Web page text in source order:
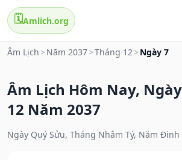
🗓️Amlich.org
Âm Lịch > Năm 2037>Tháng 12> Ngày 7
Âm Lịch Hôm Nay,
12 Năm 2037
Ngày Quý Sửu, Tháng Nhâm Tý, Năm Đinh